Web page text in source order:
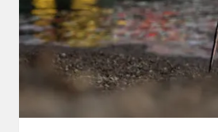
Danmark
Norge